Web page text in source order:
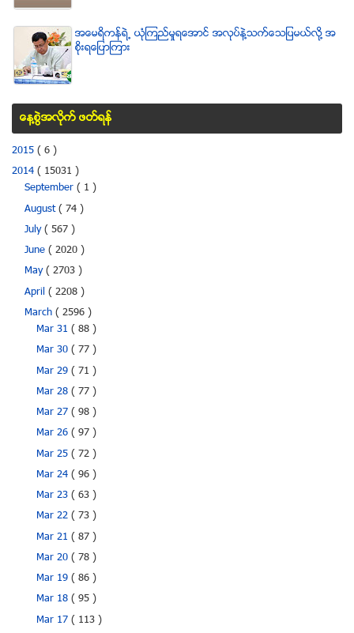
အေမရိကန္ရဲ႕ ယံုၾကည္မႈရေအာင္ အလုပ္နဲ႔သက္ေသျပမယ္လုိ႔ အ
စုိးရေျပာၾကား
ေန႔စြဲအလိုက္ ဖတ္ရန္
2015 ( 6 )
2014 ( 15031 )
September ( 1 )
August( 74 )
July( 567 )
June ( 2020 )
May( 2703 )
April ( 2208 )
March ( 2596 )
Mar 31( 88 )
Mar 30( 77 )
Mar 29( 71 )
Mar 28( 77 )
Mar 27( 98 )
Mar 26( 97 )
Mar 25( 72 )
Mar 24( 96 )
Mar 23( 63 )
Mar 22( 73 )
Mar 21( 87 )
Mar 20( 78 )
Mar 19( 86 )
Mar 18( 95 )
Mar 17( 113 )